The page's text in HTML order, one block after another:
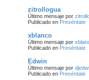
zitrollogua
Último mensaje por
Publicado en Preséntate
xblanco
Último mensaje por
Publicado en Preséntate
Edwin
Último mensaje por
Publicado en Preséntate